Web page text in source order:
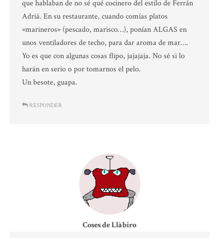
que hablaban de no sé qué cocinero del estilo de Ferrán
Adriá. En su restaurante, cuando comías platos
«marineros» (pescado, marisco…), ponían ALGAS en
unos ventiladores de techo, para dar aroma de mar….
Yo es que con algunas cosas flipo, jajajaja. No sé si lo
harán en serio o por tomarnos el pelo.
Un besote, guapa.
RESPONDER
Coses de Llàbiro